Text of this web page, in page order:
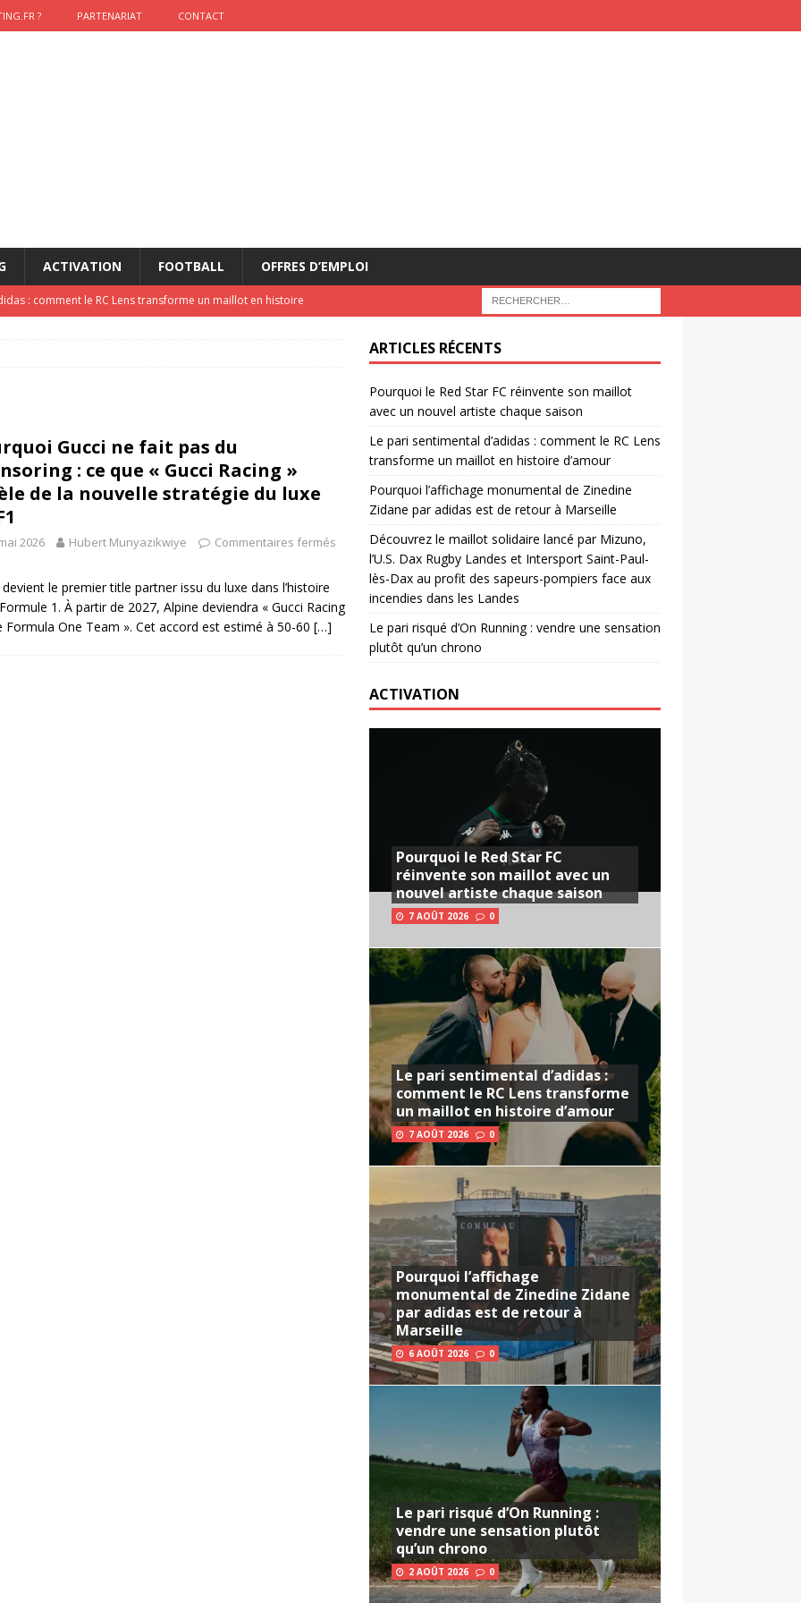
? PARTENARIAT CONTACT
ACTIVATION FOOTBALL OFFRES D’EMPLOI
: comment le RC Lens transforme un maillot en histoire
de Zinedine Zidane par adidas est de retour à
pompiers face aux incendies dans les Landes
: vendre une sensation plutôt qu’un chrono
ACTIVATION
réinvente son maillot avec un nouvel artiste chaque saison
Gucci ne fait pas du
: ce que « Gucci Racing »
de la nouvelle stratégie du luxe
2026 Hubert Munyazikwiye Commentaires fermés
devient le premier title partner issu du luxe dans l’histoire
1. À partir de 2027, Alpine deviendra « Gucci Racing
Formula One Team ». Cet accord est estimé à 50-60 […]
ARTICLES RÉCENTS
Pourquoi le Red Star FC réinvente son maillot
avec un nouvel artiste chaque saison
Le pari sentimental d’adidas : comment le RC Lens
transforme un maillot en histoire d’amour
Pourquoi l’affichage monumental de Zinedine
Zidane par adidas est de retour à Marseille
Découvrez le maillot solidaire lancé par Mizuno,
l’U.S. Dax Rugby Landes et Intersport Saint-Paul-
lès-Dax au profit des sapeurs-pompiers face aux
incendies dans les Landes
Le pari risqué d’On Running : vendre une sensation
plutôt qu’un chrono
ACTIVATION
Pourquoi le Red Star FC
réinvente son maillot avec un
nouvel artiste chaque saison
7 AOÛT 2026 0
Le pari sentimental d’adidas :
comment le RC Lens transforme
un maillot en histoire d’amour
7 AOÛT 2026 0
Pourquoi l’affichage
monumental de Zinedine Zidane
par adidas est de retour à
Marseille
6 AOÛT 2026 0
Le pari risqué d’On Running :
vendre une sensation plutôt
qu’un chrono
2 AOÛT 2026 0